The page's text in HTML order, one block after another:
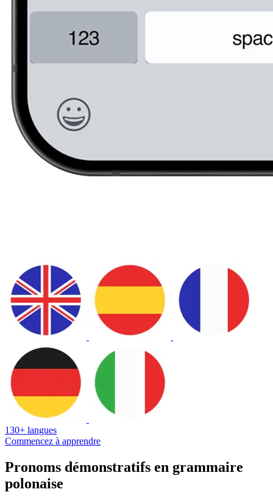
130+ langues
Commencez à apprendre
Pronoms démonstratifs en grammaire
polonaise